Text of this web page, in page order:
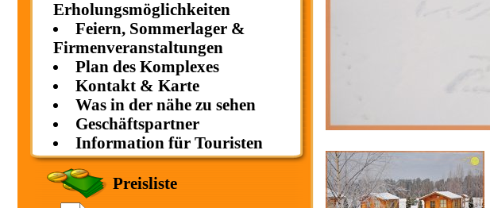
Erholungsmöglichkeiten
Feiern, Sommerlager &
Firmenveranstaltungen
Plan des Komplexes
Kontakt & Karte
Was in der nähe zu sehen
Geschäftspartner
Information für Touristen
Preisliste